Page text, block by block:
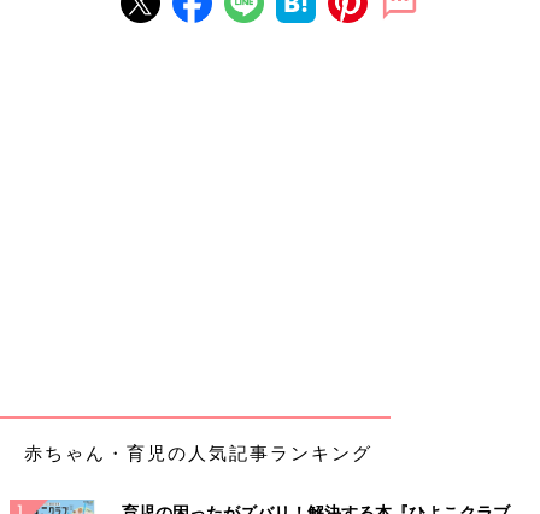
赤ちゃん・育児の人気記事ランキング